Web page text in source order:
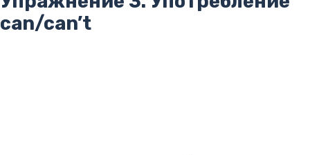
can/can’t